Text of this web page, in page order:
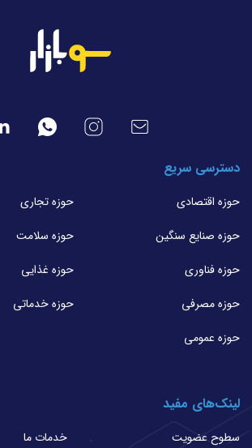
دسترسی سریع
حوزه اقتصادی
حوزه تجاری
حوزه صنایع سنگین
حوزه سلامت
حوزه فناوری
حوزه غذایی
حوزه مصرفی
حوزه خدماتی
حوزه عمومی
لینک‌های مفید
سطوح عضویت
خدمات ما